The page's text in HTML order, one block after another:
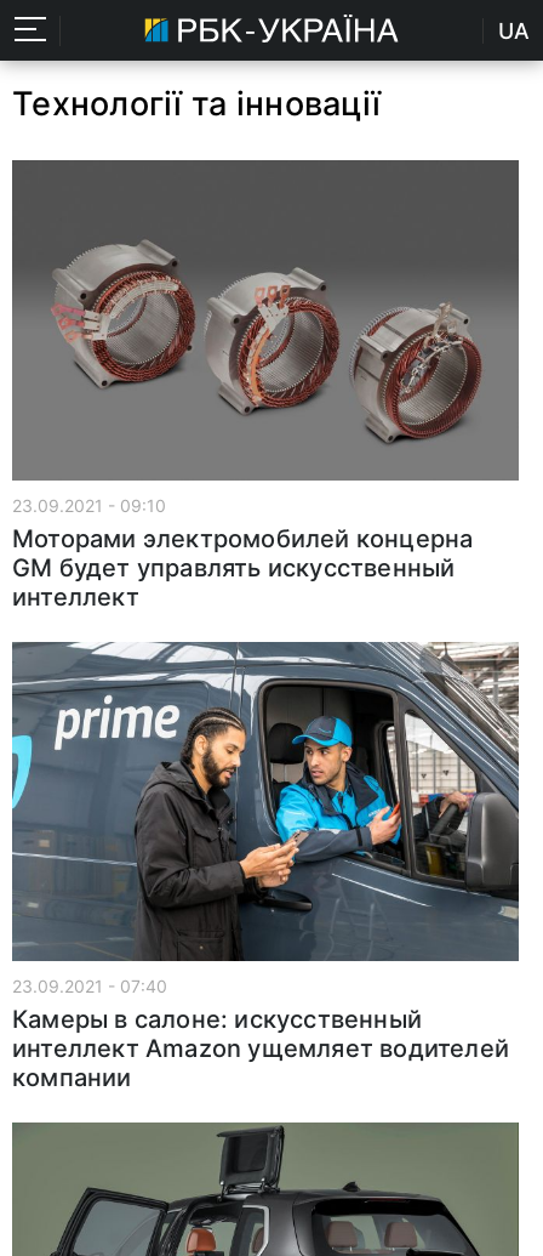
UA
Технології та інновації
23.09.2021 - 09:10
Моторами электромобилей концерна
GM будет управлять искусственный
интеллект
23.09.2021 - 07:40
Камеры в салоне: искусственный
интеллект Amazon ущемляет водителей
компании